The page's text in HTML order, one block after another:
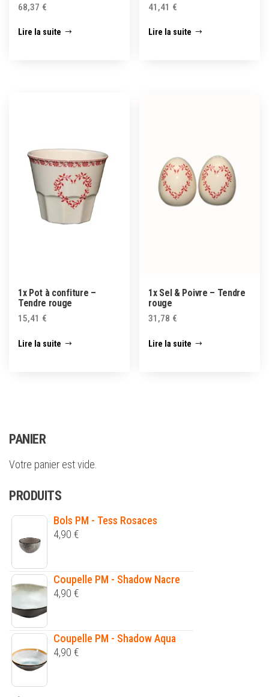
68,37 €
Lire la suite
41,41 €
Lire la suite
1x Pot à confiture –
Tendre rouge
15,41 €
Lire la suite
1x Sel & Poivre – Tendre
rouge
31,78 €
Lire la suite
PANIER
Votre panier est vide.
PRODUITS
Bols PM - Tess Rosaces
4,90 €
Coupelle PM - Shadow Nacre
4,90 €
Coupelle PM - Shadow Aqua
4,90 €